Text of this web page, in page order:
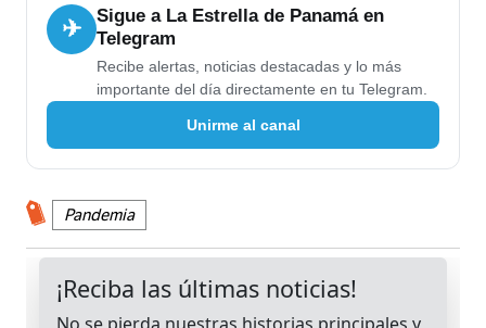
✈
Sigue a La Estrella de Panamá en
Telegram
Recibe alertas, noticias destacadas y lo más
importante del día directamente en tu Telegram.
Unirme al canal
Pandemia